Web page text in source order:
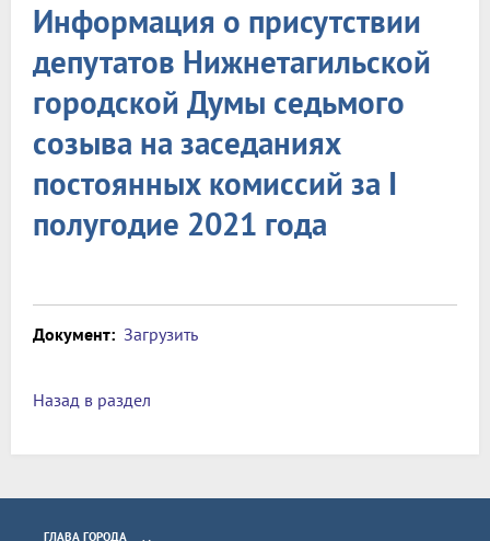
Информация о присутствии
депутатов Нижнетагильской
городской Думы седьмого
созыва на заседаниях
постоянных комиссий за I
полугодие 2021 года
Документ: Загрузить
Назад в раздел
ГЛАВА ГОРОДА